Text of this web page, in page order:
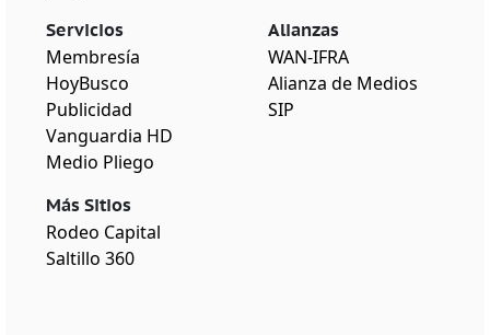
Servicios
Membresía
HoyBusco
Publicidad
Vanguardia HD
Medio Pliego
Más Sitios
Rodeo Capital
Saltillo 360
Alianzas
WAN-IFRA
Alianza de Medios
SIP